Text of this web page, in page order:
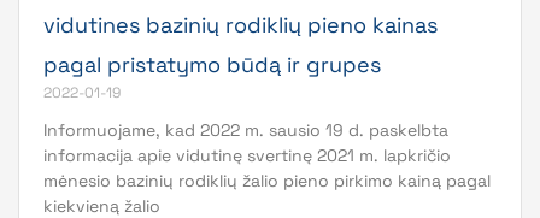
vidutines bazinių rodiklių pieno kainas
pagal pristatymo būdą ir grupes
2022-01-19
Informuojame, kad 2022 m. sausio 19 d. paskelbta
informacija apie vidutinę svertinę 2021 m. lapkričio
mėnesio bazinių rodiklių žalio pieno pirkimo kainą pagal
kiekvieną žalio